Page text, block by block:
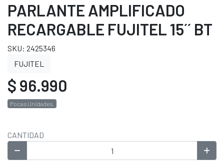
PARLANTE AMPLIFICADO
RECARGABLE FUJITEL 15´´ BT
SKU: 2425346
FUJITEL
$ 96.990
Pocas Unidades.
CANTIDAD